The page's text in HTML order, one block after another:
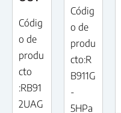
Códig
o de
produ
cto
:RB91
2UAG
Códig
o de
produ
cto:R
B911G
-
5HPa